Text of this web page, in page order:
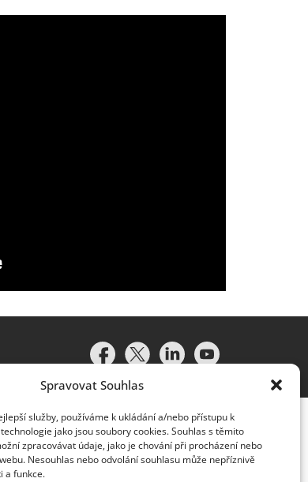
Spravovat Souhlas
služby, používáme k ukládání a/nebo přístupu k
jako jsou soubory cookies. Souhlas s těmito
zpracovávat údaje, jako je chování při procházení nebo
Nesouhlas nebo odvolání souhlasu může nepříznivě
a funkce.